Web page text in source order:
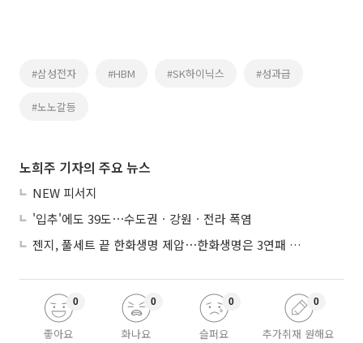
#삼성전자 #HBM #SK하이닉스 #성과급
#노노갈등
노희주 기자의 주요 뉴스
NEW 피서지
'입추'에도 39도⋯수도권ㆍ강원ㆍ전라 폭염
젠지, 풀세트 끝 한화생명 제압⋯한화생명은 3연패 수렁
좋아요
0
화나요
0
슬퍼요
0
추가취재 원해요
0